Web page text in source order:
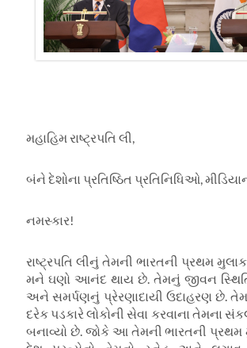
મહાહિમ રાષ્ટ્રપતિ લી,
બંને દેશોના પ્રતિષ્ઠિત પ્રતિનિધિઓ,
નમસ્કાર!
રાષ્ટ્રપતિ લીનું તેમની ભારતની પ્રથમ
મને ઘણો આનંદ થાય છે. તેમનું જીવન
અને સમર્પણનું પ્રેરણાદાયી ઉદાહરણ છે.
દરેક પડકારે લોકોની સેવા કરવાના તેમના
બનાવ્યો છે. જોકે આ તેમની ભારતની પ્રથમ